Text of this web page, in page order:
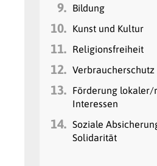
9. Bildung
10. Kunst und Kultur
11. Religionsfreiheit
12. Verbraucherschutz
13.
Förderung
Interessen
14. Soziale
Solidarität